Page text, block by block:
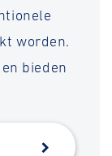
worden.
bieden